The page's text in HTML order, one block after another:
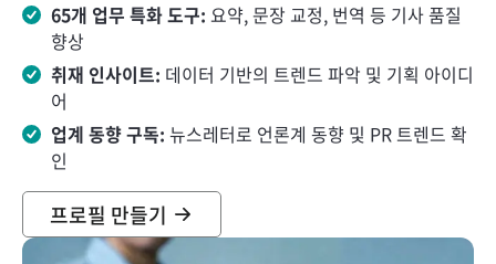
65개 업무 특화 도구: 요약, 문장 교정, 번역 등 기사 품질
향상
취재 인사이트: 데이터 기반의 트렌드 파악 및 기획 아이디
어
업계 동향 구독: 뉴스레터로 언론계 동향 및 PR 트렌드 확
인
프로필 만들기